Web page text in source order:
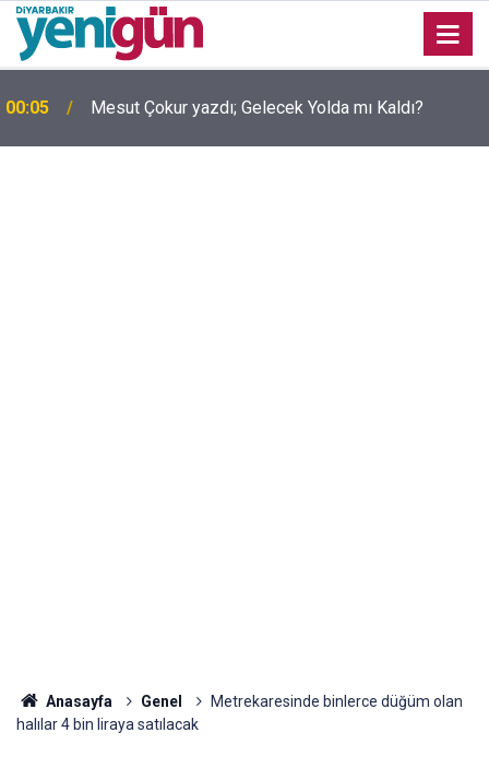
00:05 Mesut Çokur yazdı; Gelecek Yolda mı Kaldı?
Anasayfa Genel
Metrekaresinde binlerce düğüm olan
halılar 4 bin liraya satılacak